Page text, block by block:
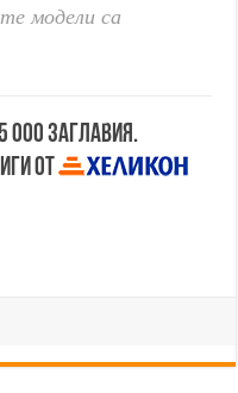
модели са
000 заглавия.
от